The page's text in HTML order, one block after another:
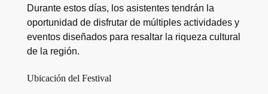
Durante estos días, los asistentes tendrán la
oportunidad de disfrutar de múltiples actividades y
eventos diseñados para resaltar la riqueza cultural
de la región.
Ubicación del Festival